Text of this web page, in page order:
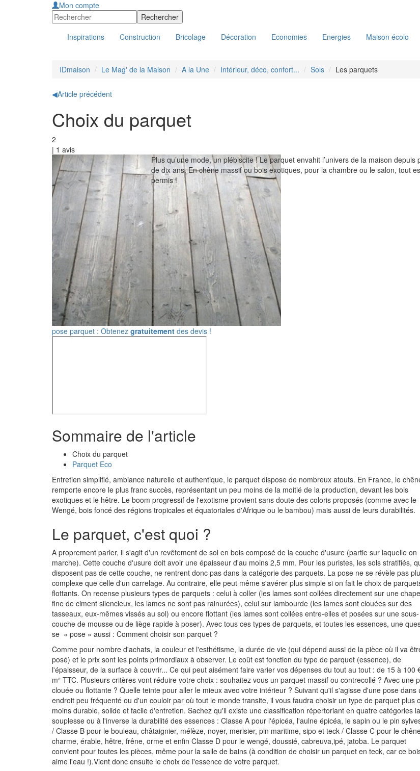
Mon compte
Inspirations Construction Bricolage Décoration Economies Energies Maison écolo
IDmaison Le Mag' de la Maison A la Une Intérieur, déco, confort... Sols Les parquets
◀Article précédent
Choix du parquet
2
| 1 avis
Plus qu’une mode, un plébiscite ! Le parquet envahit l’univers de la maison depuis
de dix ans. En chêne massif ou bois exotiques, pour la chambre ou le salon, tout
permis !
pose parquet : Obtenez gratuitement des devis !
Sommaire de l'article
Choix du parquet
Parquet Eco
Entretien simplifié, ambiance naturelle et authentique, le parquet dispose de nombreux atouts. En France, le
remporte encore le plus franc succès, représentant un peu moins de la moitié de la production, devant les bois
exotiques et le hêtre. Le boom progressif de l'exotisme provient sans doute des coloris proposés (comme avec le
Wengé, bois foncé des régions tropicales et équatoriales d'Afrique ou le bambou) mais aussi de leurs durabilités.
Le parquet, c'est quoi ?
A proprement parler, il s'agit d'un revêtement de sol en bois composé de la couche d'usure (partie sur laquelle on
marche). Cette couche d'usure doit avoir une épaisseur d'au moins 2,5 mm. Pour les puristes, les sols stratifiés,
disposent pas de cette couche, ne rentrent donc pas dans la catégorie des parquets. La pose ne se révèle pas
complexe que celle d'un carrelage. Au contraire, elle peut même s'avérer plus simple si on fait le choix de
flottants. On recense plusieurs types de parquets : celui à coller (les lames sont collées directement sur une chape
fine de ciment silencieux, les lames ne sont pas rainurées), celui sur lambourde (les lames sont clouées sur des
tasseaux, eux-mêmes vissés au sol) ou encore flottant (les lames sont collées entre-elles et posées sur une sous-
couche de mousse ou de liège rapide à poser). Avec tous ces types de parquets, et toutes les essences, une
se « pose » aussi : Comment choisir son parquet ?
Comme pour nombre d'achats, la couleur et l'esthétisme, la durée de vie (qui dépend aussi de la pièce où il va
posé) et le prix sont les points primordiaux à observer. Le coût est fonction du type de parquet (essence), de
l'épaisseur, de la surface à couvrir... Ce qui peut aisément faire varier vos dépenses du tout au tout : de 15 à 100
m² TTC. Plusieurs critères vont réduire votre choix : souhaitez vous un parquet massif ou contrecollé ? Avec une
clouée ou flottante ? Quelle teinte pour aller le mieux avec votre intérieur ? Suivant qu'il s'agisse d'une pose dans
endroit peu fréquenté ou d'un couloir par où tout le monde transite, il vous faudra choisir un type de parquet plus
moins durable, solide et facile d'entretien. Sachez qu'il existe une classification répertoriant en quatre catégories la
souplesse ou à l'inverse la durabilité des essences : Classe A pour l'épicéa, l'aulne épicéa, le sapin ou le pin
/ Classe B pour le bouleau, châtaignier, mélèze, noyer, merisier, pin maritime, sipo et teck / Classe C pour le
charme, érable, hêtre, frêne, orme et enfin Classe D pour le wengé, doussié, cabreuva,ipé, jatoba. Le parquet
convient pour toutes les pièces, même pour la salle de bains (à condition de choisir un parquet en teck, car ce
aime l'eau !).Vient donc ensuite le choix de l'essence de votre parquet.